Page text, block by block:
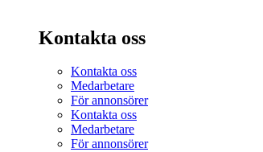
Kontakta oss
Kontakta oss
Medarbetare
För annonsörer
Kontakta oss
Medarbetare
För annonsörer